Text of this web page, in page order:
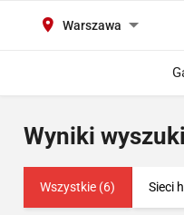
Warszawa
Wyniki
Wszystkie (6) Sieci